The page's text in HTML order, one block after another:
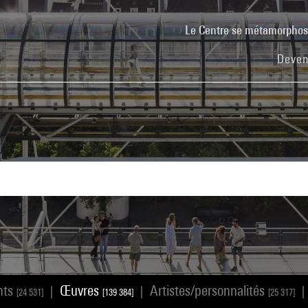
Le Centre se
[24 531] Œuvres [139 384] Artistes/personnalités [25 317]